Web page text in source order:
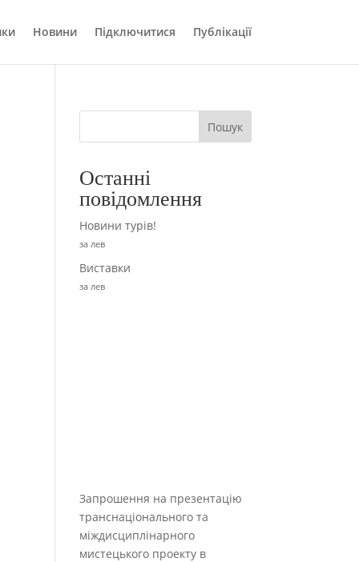
Новини Підключитися Публікації
Пошук
Останні
повідомлення
Новини турів!
за лев
Виставки
за лев
Запрошення на презентацію
транснаціонального та
міждисциплінарного
мистецького проекту в